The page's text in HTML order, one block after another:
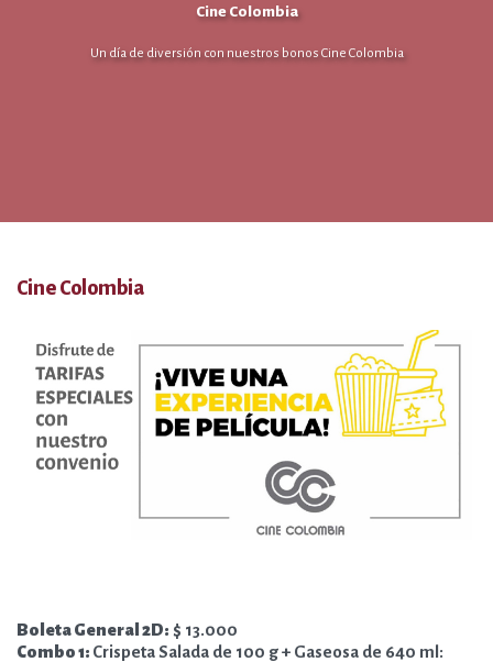
Cine Colombia
Un día de diversión con nuestros bonos Cine Colombia
Cine Colombia
Boleta General 2D: $ 13.000
Combo 1: Crispeta Salada de 100 g + Gaseosa de 640 ml: